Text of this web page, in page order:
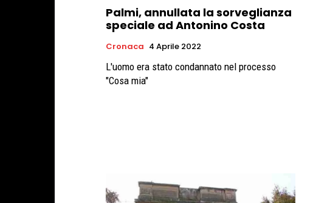
Palmi, annullata la sorveglianza
speciale ad Antonino Costa
Cronaca 4 Aprile 2022
L'uomo era stato condannato nel processo
"Cosa mia"